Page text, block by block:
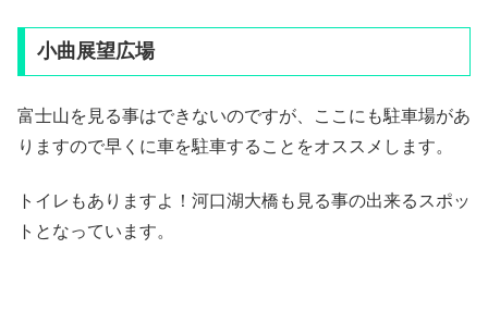
小曲展望広場
富士山を見る事はできないのですが、ここにも駐車場があ
りますので早くに車を駐車することをオススメします。
トイレもありますよ！河口湖大橋も見る事の出来るスポッ
トとなっています。